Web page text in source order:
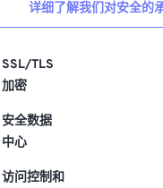
详细了解我们对安全的
SSL/TLS
加密
安全数据
中心
访问控制和